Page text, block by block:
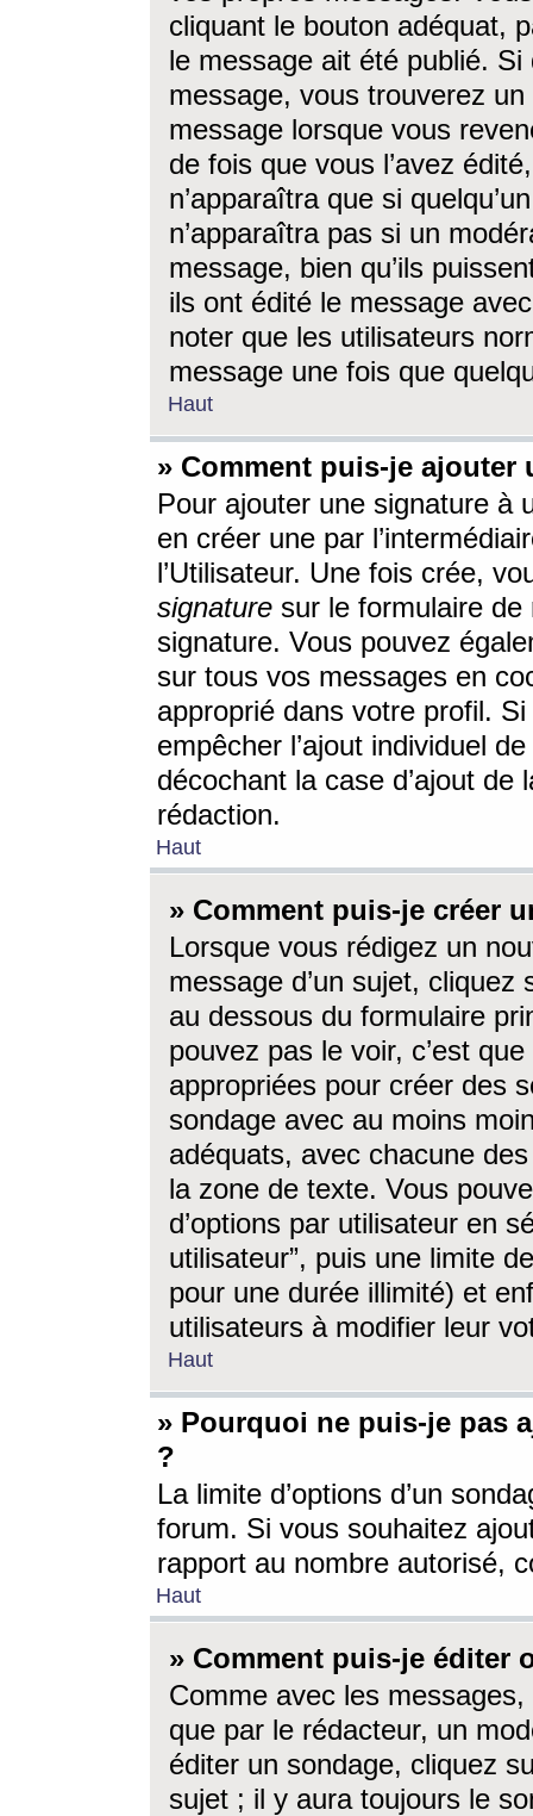
cliquant le bouton adéquat,
le message ait été publié. Si
message, vous trouverez
message lorsque vous
de fois que vous l’avez
n’apparaîtra que si
n’apparaîtra pas si un
message, bien qu’ils
ils ont édité le message
noter que les utilisateurs
message une fois que
Haut
» Comment puis-je ajouter
Pour ajouter une signature à
en créer une par
l’Utilisateur. Une fois crée,
signature sur le formulaire de
signature. Vous pouvez
sur tous vos messages en
approprié dans votre profil.
empêcher l’ajout individuel
décochant la case d’ajout
rédaction.
Haut
» Comment puis-je créer
Lorsque vous rédigez un
message d’un sujet, cliquez
au dessous du formulaire
pouvez pas le voir, c’est
appropriées pour créer des
sondage avec au moins
adéquats, avec chacune
la zone de texte. Vous
d’options par utilisateur en
utilisateur”, puis une limite
pour une durée illimité) et
utilisateurs à modifier leur
Haut
» Pourquoi ne puis-je pas
?
La limite d’options d’un
forum. Si vous souhaitez
rapport au nombre autorisé,
Haut
» Comment puis-je éditer
Comme avec les
que par le rédacteur, un
éditer un sondage, cliquez
sujet ; il y aura toujours le